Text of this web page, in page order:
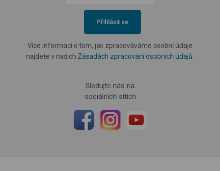
Přihlásit se
Více informací o tom, jak zpracováváme osobní údaje
najdete v našich Zásadách zpracování osobních údajů
Sledujte nás na
sociálních sítích